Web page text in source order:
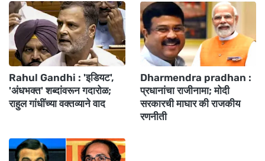
Rahul Gandhi : 'इडियट',
'अंधभक्त' शब्दांवरून गदारोळ;
राहुल गांधींच्या वक्तव्याने वाद
Dharmendra pradhan :
प्रधानांचा राजीनामा; मोदी
सरकारची माघार की राजकीय
रणनीती